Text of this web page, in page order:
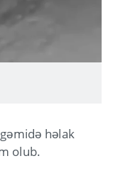
həlak
olub.